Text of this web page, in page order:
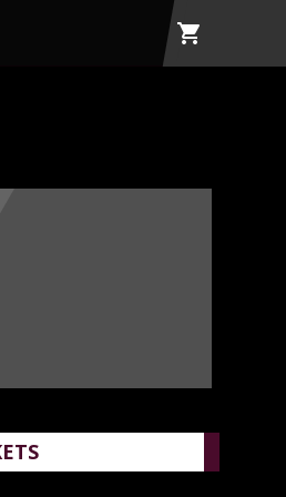
shopping_cart